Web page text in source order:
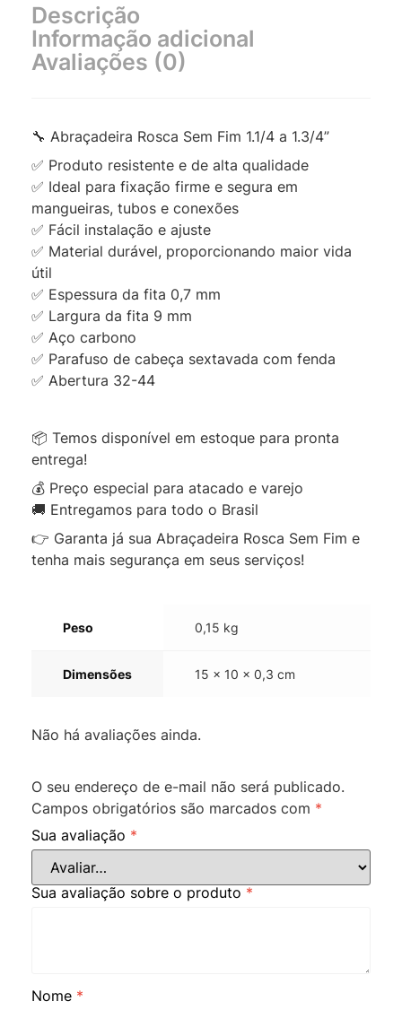
Descrição
Informação adicional
Avaliações (0)
🔧 Abraçadeira Rosca Sem Fim 1.1/4 a 1.3/4”
✅ Produto resistente e de alta qualidade
✅ Ideal para fixação firme e segura em
mangueiras, tubos e conexões
✅ Fácil instalação e ajuste
✅ Material durável, proporcionando maior vida
útil
✅ Espessura da fita 0,7 mm
✅ Largura da fita 9 mm
✅ Aço carbono
✅ Parafuso de cabeça sextavada com fenda
✅ Abertura 32-44
📦 Temos disponível em estoque para pronta
entrega!
💰 Preço especial para atacado e varejo
🚚 Entregamos para todo o Brasil
👉 Garanta já sua Abraçadeira Rosca Sem Fim e
tenha mais segurança em seus serviços!
Peso 0,15 kg
Dimensões 15 × 10 × 0,3 cm
Não há avaliações ainda.
O seu endereço de e-mail não será publicado.
Campos obrigatórios são marcados com *
Sua avaliação *
Sua avaliação sobre o produto *
Nome *